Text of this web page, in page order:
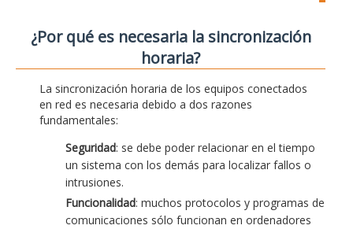
¿Por qué es necesaria la sincronización
horaria?
La sincronización horaria de los equipos conectados
en red es necesaria debido a dos razones
fundamentales:
Seguridad: se debe poder relacionar en el tiempo
un sistema con los demás para localizar fallos o
intrusiones.
Funcionalidad: muchos protocolos y programas de
comunicaciones sólo funcionan en ordenadores